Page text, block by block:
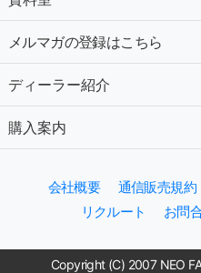
メルマガの登録はこちら
ディーラー紹介
購入案内
会社概要 通信販売規約
リクルート
お問
Copyright (C) 2007 NEO